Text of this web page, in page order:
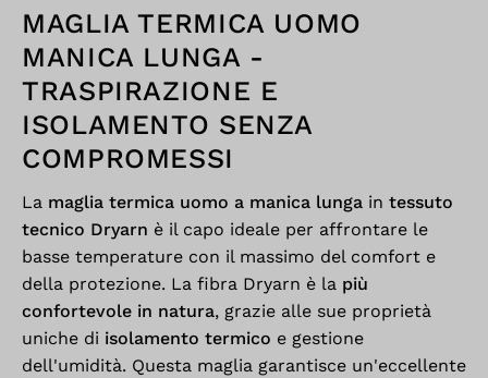
MAGLIA TERMICA UOMO
MANICA LUNGA -
TRASPIRAZIONE E
ISOLAMENTO SENZA
COMPROMESSI
La maglia termica uomo a manica lunga in tessuto
tecnico Dryarn è il capo ideale per affrontare le
basse temperature con il massimo del comfort e
della protezione. La fibra Dryarn è la più
confortevole in natura, grazie alle sue proprietà
uniche di isolamento termico e gestione
dell'umidità. Questa maglia garantisce un'eccellente